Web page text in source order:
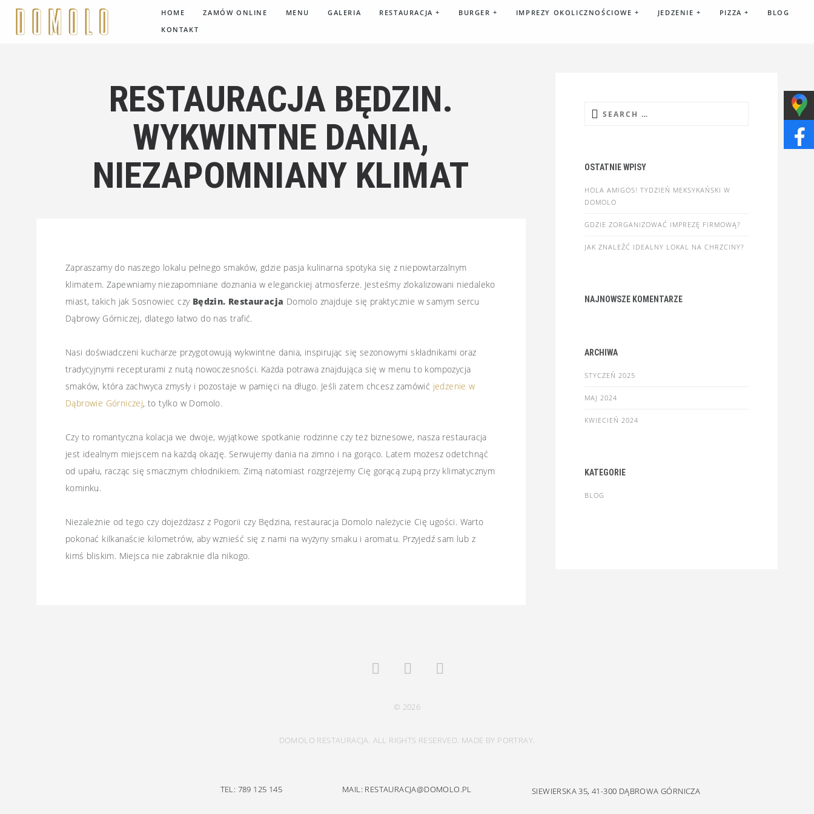
HOME ZAMÓW ONLINE MENU GALERIA RESTAURACJA + BURGER + IMPREZY OKOLICZNOŚCIOWE + JEDZENIE + PIZZA +
BLOG
KONTAKT
RESTAURACJA BĘDZIN.
WYKWINTNE DANIA,
NIEZAPOMNIANY KLIMAT
Zapraszamy do naszego lokalu pełnego smaków, gdzie pasja kulinarna spotyka się z niepowtarzalnym
klimatem. Zapewniamy niezapomniane doznania w eleganckiej atmosferze. Jesteśmy zlokalizowani niedaleko
miast, takich jak Sosnowiec czy Będzin. Restauracja Domolo znajduje się praktycznie w samym sercu
Dąbrowy Górniczej, dlatego łatwo do nas trafić.
Nasi doświadczeni kucharze przygotowują wykwintne dania, inspirując się sezonowymi składnikami oraz
tradycyjnymi recepturami z nutą nowoczesności. Każda potrawa znajdująca się w menu to kompozycja
smaków, która zachwyca zmysły i pozostaje w pamięci na długo. Jeśli zatem chcesz zamówić jedzenie w
Dąbrowie Górniczej, to tylko w Domolo.
Czy to romantyczna kolacja we dwoje, wyjątkowe spotkanie rodzinne czy też biznesowe, nasza restauracja
jest idealnym miejscem na każdą okazję. Serwujemy dania na zimno i na gorąco. Latem możesz odetchnąć
od upału, racząc się smacznym chłodnikiem. Zimą natomiast rozgrzejemy Cię gorącą zupą przy klimatycznym
kominku.
Niezależnie od tego czy dojeżdżasz z Pogorii czy Będzina, restauracja Domolo należycie Cię ugości. Warto
pokonać kilkanaście kilometrów, aby wznieść się z nami na wyżyny smaku i aromatu. Przyjedź sam lub z
kimś bliskim. Miejsca nie zabraknie dla nikogo.
Search
OSTATNIE WPISY
HOLA AMIGOS! TYDZIEŃ MEKSYKAŃSKI W
DOMOLO
GDZIE ZORGANIZOWAĆ IMPREZĘ FIRMOWĄ?
JAK ZNALEŹĆ IDEALNY LOKAL NA CHRZCINY?
NAJNOWSZE KOMENTARZE
ARCHIWA
STYCZEŃ 2025
MAJ 2024
KWIECIEŃ 2024
KATEGORIE
BLOG
© 2026
DOMOLO RESTAURACJA. ALL RIGHTS RESERVED. MADE BY PORTRAY.
TEL: 789 125 145 MAIL: RESTAURACJA@DOMOLO.PL SIEWIERSKA 35, 41-300 DĄBROWA GÓRNICZA